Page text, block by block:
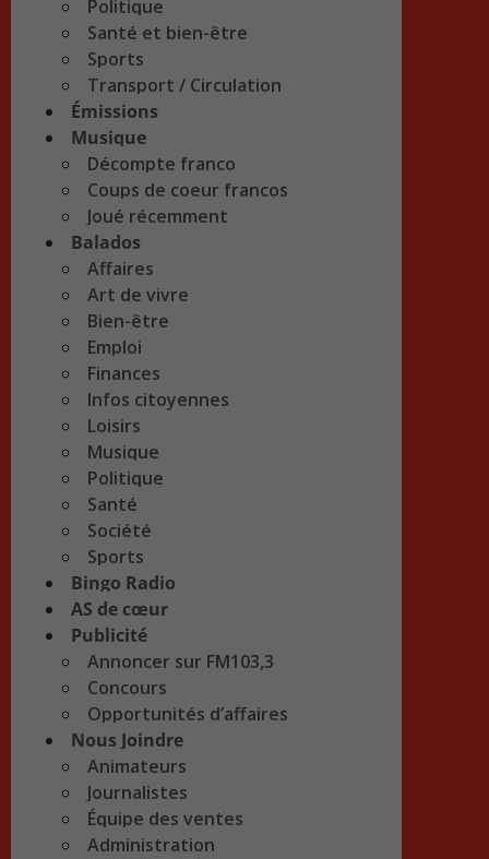
Politique
Santé et bien-être
Sports
Transport / Circulation
Émissions
Musique
Décompte franco
Coups de coeur francos
Joué récemment
Balados
Affaires
Art de vivre
Bien-être
Emploi
Finances
Infos citoyennes
Loisirs
Musique
Politique
Santé
Société
Sports
Bingo Radio
AS de cœur
Publicité
Annoncer sur FM103,3
Concours
Opportunités d’affaires
Nous Joindre
Animateurs
Journalistes
Équipe des ventes
Administration